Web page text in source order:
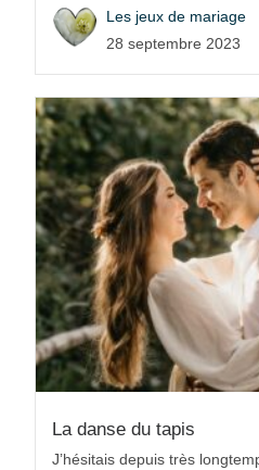
Les jeux de mariage
28 septembre 2023
La danse du tapis
J’hésitais depuis très